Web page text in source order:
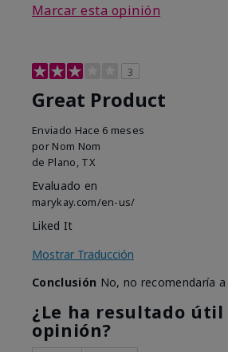
Marcar esta opinión
3
Great Product
Enviado Hace 6 meses
por Nom Nom
de Plano, TX
Evaluado en
marykay.com/en-us/
Liked It
Mostrar Traducción
Conclusión No, no recomendaría
¿Le ha resultado útil
opinión?